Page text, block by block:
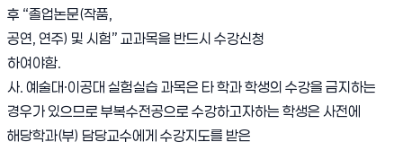
후 “졸업논문(작품,
공연, 연주) 및 시험” 교과목을 반드시 수강신청
하여야함.
사. 예술대ㆍ이공대 실험실습 과목은 타 학과 학생의 수강을 금지하는
경우가 있으므로 부복수전공으로 수강하고자하는 학생은 사전에
해당학과(부) 담당교수에게 수강지도를 받은